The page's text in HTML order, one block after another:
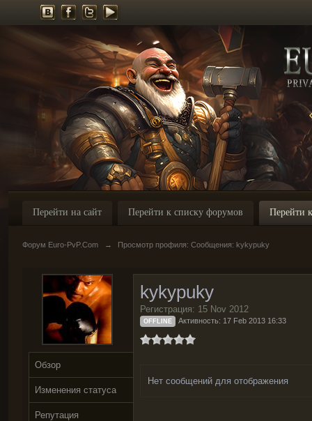
Перейти на сайт Перейти к списку форумов Перейти
Форум Euro-PvP.Com → Просмотр профиля: Сообщения: kykypuky
Обзор
Изменения статуса
Репутация
kykypuky
Регистрация: 15 Nov 2012
OFFLINE Активность: 17 Feb 2013 16:33
Нет сообщений для отображения